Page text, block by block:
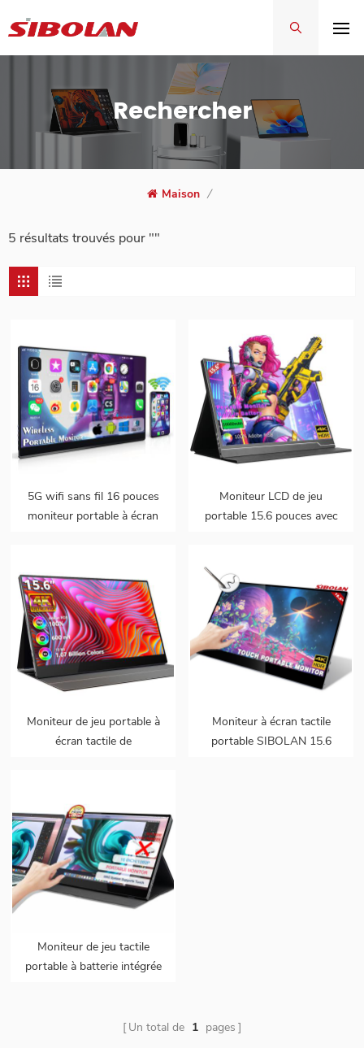
Rechercher
Maison /
5 résultats trouvés pour ""
5G wifi sans fil 16 pouces
moniteur portable à écran
Moniteur LCD de jeu
portable 15.6 pouces avec
Moniteur de jeu portable à
écran tactile de
Moniteur à écran tactile
portable SIBOLAN 15.6
Moniteur de jeu tactile
portable à batterie intégrée
Un total de 1 pages